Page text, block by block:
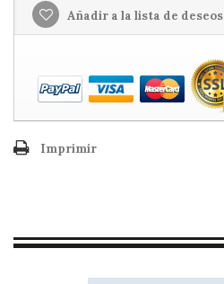
Añadir a la lista de deseos
Imprimir